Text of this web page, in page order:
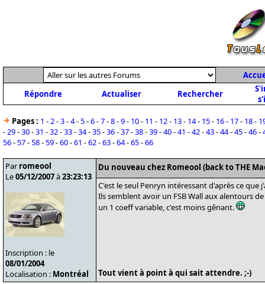
Répondre
Actualiser Rechercher
Pages : 1 -2-3-4-5-6-7-8-9- 10- 11 - 12- 13- 14- 15- 16- 17- 18-
-29-30-31 -32-33-34-35-36-37-38-39-40-41 -42-43-44-45-46-
56-57-58-59-60-61 -62-63-64-65-66
Par romeool
Le05/12/2007à23:23:13
Inscription : le
08/01/2004
Localisation : Montréal
Du nouveau chez Romeool (back to THE
C'est le seul Penryn intéressant d'après ce que
Ils semblent avoir un FSB Wall aux alentours
un 1 coeff variable, c'est moins gênant.
Tout vient à point à qui sait attendre. ;-)